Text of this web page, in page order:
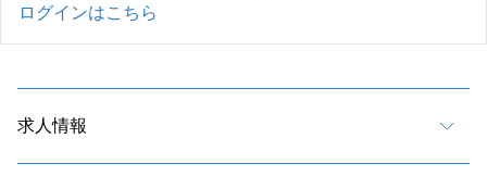
ログインはこちら
求人情報